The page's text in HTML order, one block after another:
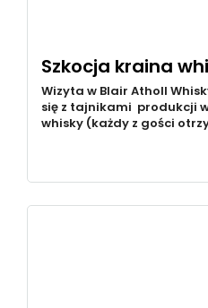
Szkocja kraina
Wizyta w Blair Atholl
się z tajnikami produkcji
whisky (każdy z gości